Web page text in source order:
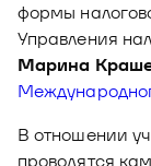
формы
Управления
Марина
В отношении
проводятся